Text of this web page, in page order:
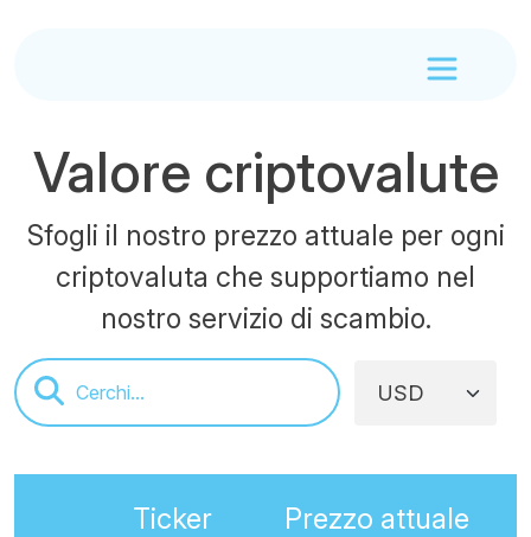
Valore criptovalute
Sfogli il nostro prezzo attuale per ogni
criptovaluta che supportiamo nel
nostro servizio di scambio.
Ticker Prezzo attuale